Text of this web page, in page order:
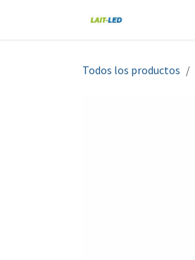
Todos los productos